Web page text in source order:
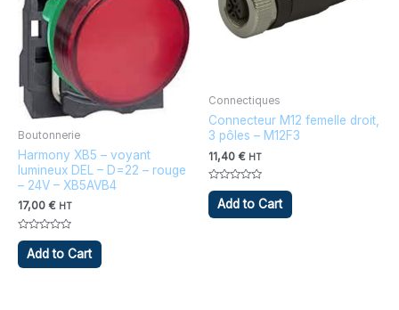
Boutonnerie
Harmony XB5 – voyant
lumineux DEL – D=22 – rouge
– 24V – XB5AVB4
17,00 € HT
Note
0
sur
5
Add to Cart
Connectiques
Connecteur M12 femelle droit,
3 pôles – M12F3
11,40 € HT
Note
sur
5
Add to Cart